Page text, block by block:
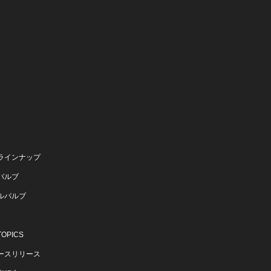
インナップ
ルブ
バルブ
スリリース